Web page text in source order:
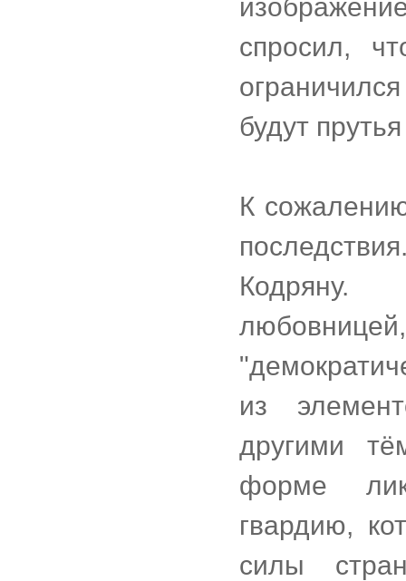
спросил,
будут
К
Кодряну.
из
другими
форме
гвардию,
силы